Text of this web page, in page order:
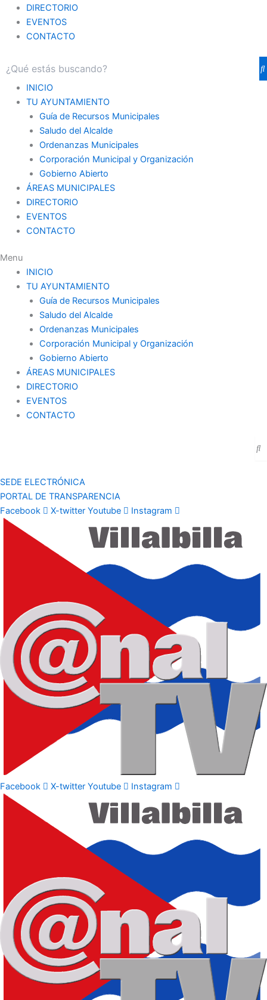
DIRECTORIO
EVENTOS
CONTACTO
INICIO
TU AYUNTAMIENTO
Guía de Recursos Municipales
Saludo del Alcalde
Ordenanzas Municipales
Corporación Municipal y Organización
Gobierno Abierto
ÁREAS MUNICIPALES
DIRECTORIO
EVENTOS
CONTACTO
Menu
INICIO
TU AYUNTAMIENTO
Guía de Recursos Municipales
Saludo del Alcalde
Ordenanzas Municipales
Corporación Municipal y Organización
Gobierno Abierto
ÁREAS MUNICIPALES
DIRECTORIO
EVENTOS
CONTACTO
SEDE ELECTRÓNICA
PORTAL DE TRANSPARENCIA
Facebook
X-twitter Youtube Instagram
Facebook X-twitter Youtube Instagram